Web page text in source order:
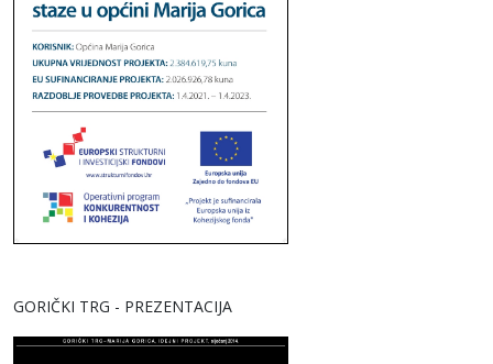
GORIČKI TRG - PREZENTACIJA